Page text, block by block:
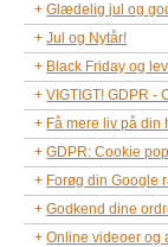
Glædelig jul og
Jul og Nytår!
Black Friday og
VIGTIGT! GDPR -
Få mere liv på din
GDPR: Cookie
Forøg din Google
Godkend dine
Online videoer og